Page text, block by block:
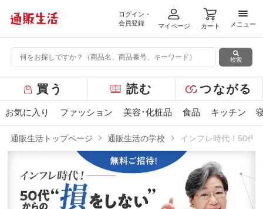
ログイン・
会員登録
マイページ カート
メニ
メニュー
検索
ー
バ
買う 読む つながる
お気に入り ファッション 美容･化粧品 食品 キッチン
通販生活トップページ 通販生活の学校 インフレ時代！50代
インフレ時代！50代からの“損をしない”